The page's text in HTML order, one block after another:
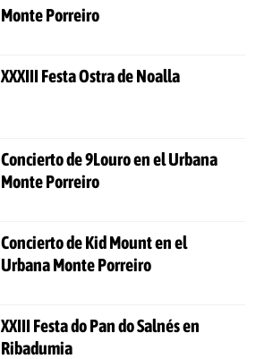
Monte Porreiro
XXXIII Festa Ostra de Noalla
Concierto de 9Louro en el Urbana
Monte Porreiro
Concierto de Kid Mount en el
Urbana Monte Porreiro
XXIII Festa do Pan do Salnés en
Ribadumia